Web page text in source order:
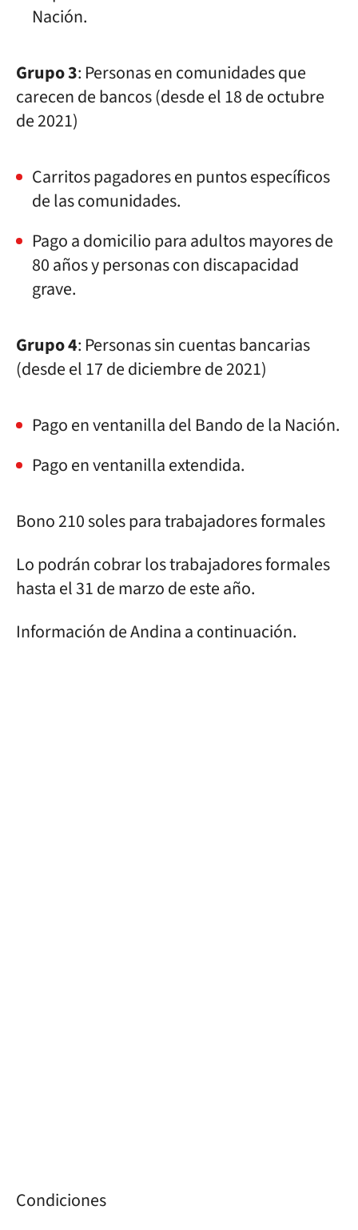
Nación.
Grupo 3: Personas en comunidades que
carecen de bancos (desde el 18 de octubre
de 2021)
Carritos pagadores en puntos específicos
de las comunidades.
Pago a domicilio para adultos mayores de
80 años y personas con discapacidad
grave.
Grupo 4: Personas sin cuentas bancarias
(desde el 17 de diciembre de 2021)
Pago en ventanilla del Bando de la Nación.
Pago en ventanilla extendida.
Bono 210 soles para trabajadores formales
Lo podrán cobrar los trabajadores formales
hasta el 31 de marzo de este año.
Información de Andina a continuación.
Condiciones